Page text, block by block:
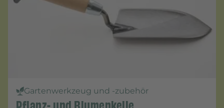
Gartenwerkzeug und -zubehör